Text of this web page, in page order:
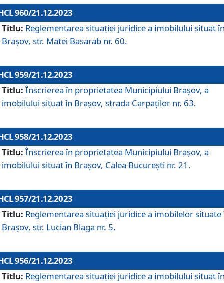
960/21.12.2023
Titlu: Reglementarea situației juridice a imobilului situat
Brașov, str. Matei Basarab nr. 60.
959/21.12.2023
Titlu: Înscrierea în proprietatea Municipiului Brașov, a
imobilului situat în Brașov, strada Carpaților nr. 63.
958/21.12.2023
Titlu: Înscrierea în proprietatea Municipiului Brașov, a
imobilului situat în Brașov, Calea București nr. 21.
957/21.12.2023
Titlu: Reglementarea situației juridice a imobilelor situate
Brașov, str. Lucian Blaga nr. 5.
956/21.12.2023
Titlu: Reglementarea situației juridice a imobilului situat